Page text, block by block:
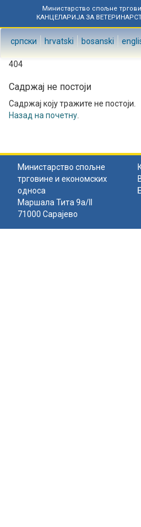
Министарство спољне
КАНЦЕЛАРИЈА ЗА
српски hrvatski bosanski
404
Садржај не постоји
Садржај коју тражите не постоји.
Назад на почетну
Министарство спољне
трговине и економских
односа
Маршала Тита 9а/II
71000 Сарајево